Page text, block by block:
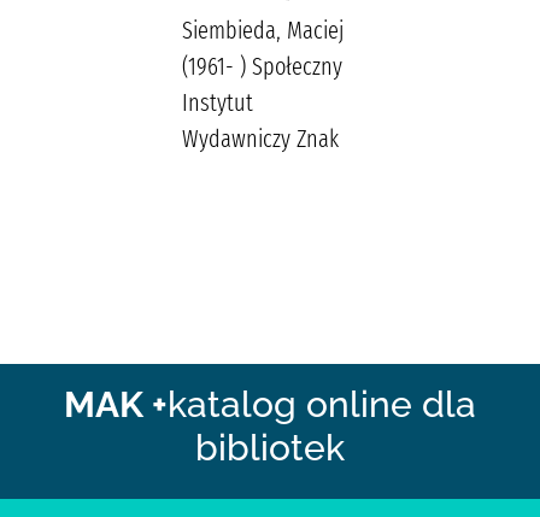
Siembieda, Maciej
(1961- ) Społeczny
Instytut
Wydawniczy Znak
MAK +katalog online dla
bibliotek